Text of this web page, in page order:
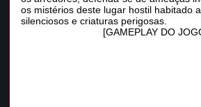
os mistérios deste lugar hostil habitado
silenciosos e criaturas perigosas.
[GAMEPLAY DO